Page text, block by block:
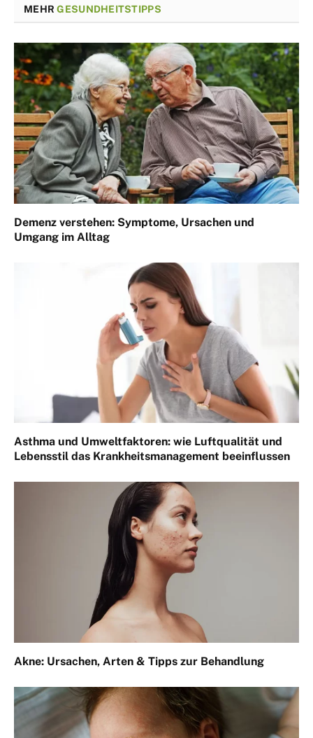
MEHRGESUNDHEITSTIPPS
Demenz verstehen: Symptome, Ursachen und
Umgang im Alltag
Asthma und Umweltfaktoren: wie Luftqualität und
Lebensstil das Krankheitsmanagement beeinflussen
Akne: Ursachen, Arten & Tipps zur Behandlung